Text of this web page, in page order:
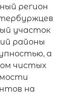
регион
участок
районы
а
чистых
на